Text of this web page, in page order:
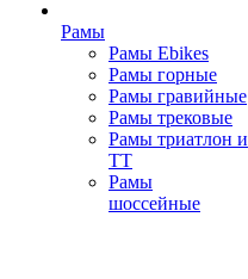
Рамы
Рамы Ebikes
Рамы горные
Рамы гравийные
Рамы трековые
Рамы триатлон и
ТТ
Рамы
шоссейные